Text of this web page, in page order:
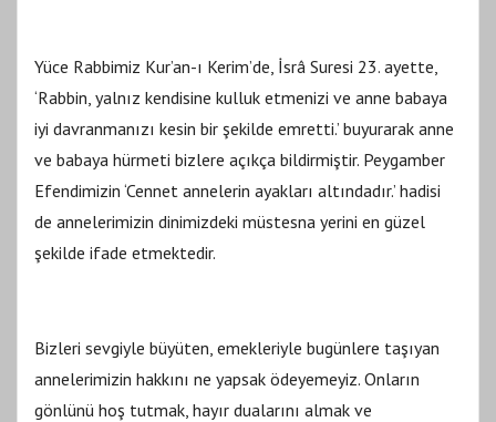
Yüce Rabbimiz Kur’an-ı Kerim’de, İsrâ Suresi 23. ayette,
‘Rabbin, yalnız kendisine kulluk etmenizi ve anne babaya
iyi davranmanızı kesin bir şekilde emretti.’ buyurarak anne
ve babaya hürmeti bizlere açıkça bildirmiştir. Peygamber
Efendimizin ‘Cennet annelerin ayakları altındadır.’ hadisi
de annelerimizin dinimizdeki müstesna yerini en güzel
şekilde ifade etmektedir.
Bizleri sevgiyle büyüten, emekleriyle bugünlere taşıyan
annelerimizin hakkını ne yapsak ödeyemeyiz. Onların
gönlünü hoş tutmak, hayır dualarını almak ve